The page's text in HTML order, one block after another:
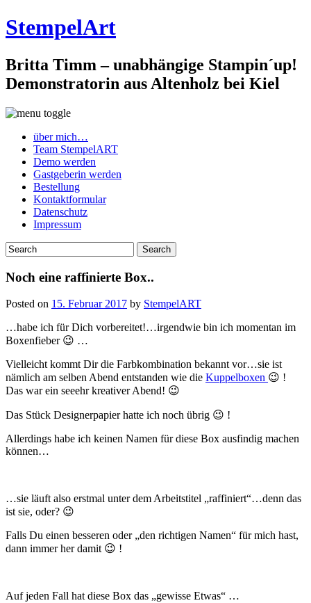
StempelArt
Britta Timm – unabhängige Stampin´up!
Demonstratorin aus Altenholz bei Kiel
über mich…
Team StempelART
Demo werden
Gastgeberin werden
Bestellung
Kontaktformular
Datenschutz
Impressum
Noch eine raffinierte Box..
Posted on 15. Februar 2017 by StempelART
…habe ich für Dich vorbereitet!…irgendwie bin ich momentan im
Boxenfieber 😉 …
Vielleicht kommt Dir die Farbkombination bekannt vor…sie ist
nämlich am selben Abend entstanden wie die Kuppelboxen 😉 !
Das war ein seeehr kreativer Abend! 😉
Das Stück Designerpapier hatte ich noch übrig 😉 !
Allerdings habe ich keinen Namen für diese Box ausfindig machen
können…
…sie läuft also erstmal unter dem Arbeitstitel „raffiniert“…denn das
ist sie, oder? 😉
Falls Du einen besseren oder „den richtigen Namen“ für mich hast,
dann immer her damit 😉 !
Auf jeden Fall hat diese Box das „gewisse Etwas“ …